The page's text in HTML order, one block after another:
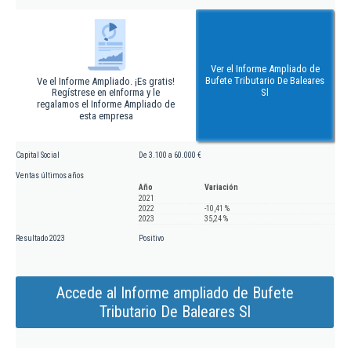
Ve el Informe Ampliado. ¡Es gratis!
Regístrese en eInforma y le
regalamos el Informe Ampliado de
esta empresa
Ver el Informe Ampliado de
Bufete Tributario De Baleares
Sl
Capital Social De 3.100 a 60.000 €
Ventas últimos años
Año
Variación
2021
2022
-10,41 %
2023
35,24 %
Resultado 2023 Positivo
Accede al Informe ampliado de Bufete
Tributario De Baleares Sl